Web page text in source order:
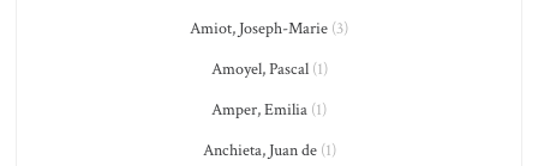
Amiot, Joseph-Marie (3)
Amoyel, Pascal(1)
Amper, Emilia (1)
Anchieta, Juan de(1)